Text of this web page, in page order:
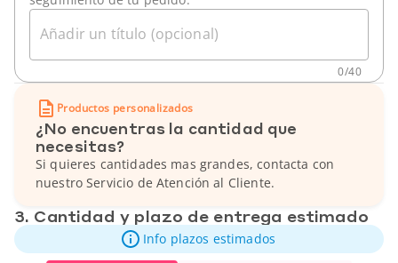
Añadir un título (opcional)
0/40
Productos personalizados
¿No encuentras la cantidad que
necesitas?
Si quieres cantidades mas grandes, contacta con
nuestro Servicio de Atención al Cliente.
3. Cantidad y plazo de entrega estimado
Info plazos estimados